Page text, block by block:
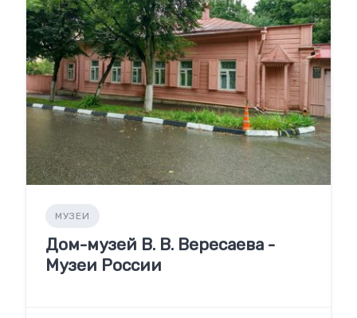
МУЗЕИ
Дом-музей В. В. Вересаева -
Музеи России